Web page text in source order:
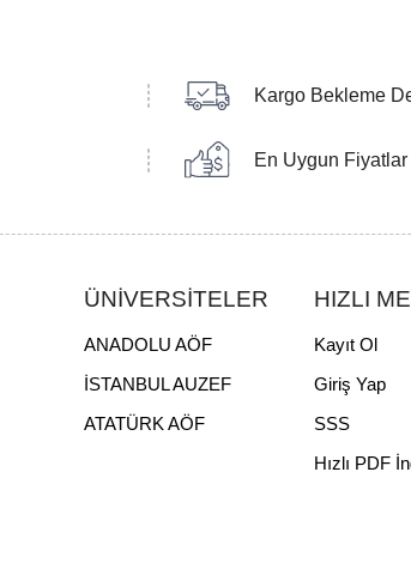
Kargo Bekleme
En Uygun Fiyatlar
ÜNİVERSİTELER
ANADOLU AÖF
İSTANBUL AUZEF
ATATÜRK AÖF
HIZLI
Kayıt Ol
Giriş Yap
SSS
Hızlı PDF